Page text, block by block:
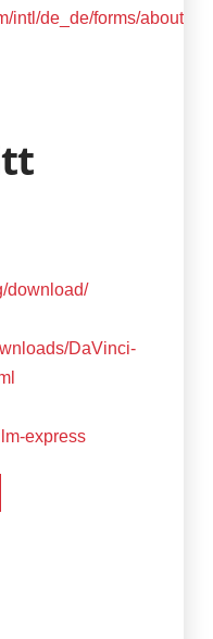
intl/de_de/forms/about/
download/
DaVinci-
express